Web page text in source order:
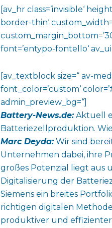
[av_hr class=’invisible‘
border-thin‘
font=’entypo-fontello‘
[av_textblock size=“ av-
font_color=’custom‘
admin_preview_bg=“]
Battery-News.de:Aktuell
Batteriezellproduktion.
Marc Deyda:Wir sind
Unternehmen dabei, ihre
großes Potenzial liegt aus
Digitalisierung der
Siemens ein breites
richtigen digitalen
produktiver und